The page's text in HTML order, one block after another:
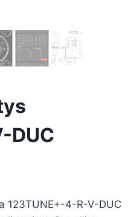
DUC
123TUNE+-4-R-V-DUC